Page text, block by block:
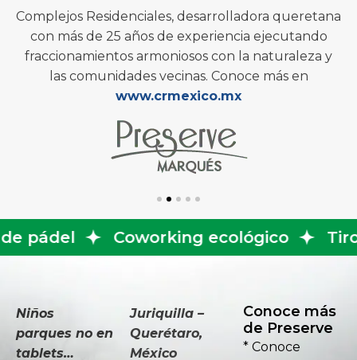
Complejos Residenciales, desarrolladora queretana
con más de 25 años de experiencia ejecutando
fraccionamientos armoniosos con la naturaleza y
las comunidades vecinas. Conoce más en
www.crmexico.mx
ecológico Tirolesa
Niños
parques no en
tablets…
Juriquilla –
Querétaro,
México
Conoce más
de Preserve
* Conoce